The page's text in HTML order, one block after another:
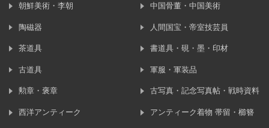
朝鮮美術・李朝 中国骨董・中国美術
陶磁器 人間国宝・帝室技芸員
茶道具 書道具・硯・墨・印材
古道具 軍服・軍装品
勲章・褒章 古写真・記念写真帖・戦時資料
西洋アンティーク アンティーク着物 帯留・櫛簪